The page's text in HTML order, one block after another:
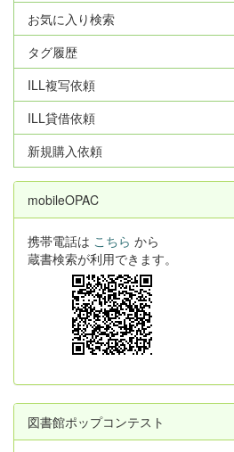
お気に入り検索
タグ履歴
ILL複写依頼
ILL貸借依頼
新規購入依頼
mobileOPAC
携帯電話は こちら から
蔵書検索が利用できます。
図書館ポップコンテスト